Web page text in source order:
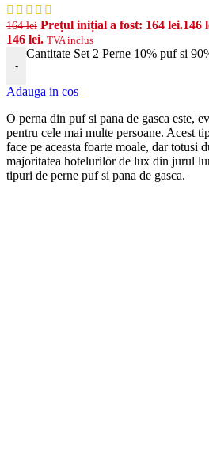
164lei Prețul inițial a fost: 164 lei.146
146 lei. TVA inclus
-
Cantitate Set 2 Perne 10% puf si
Adauga in cos
O perna din puf si pana de gasca este,
pentru cele mai multe persoane. Acest
face pe aceasta foarte moale, dar totusi
majoritatea hotelurilor de lux din jurul
tipuri de perne puf si pana de gasca.